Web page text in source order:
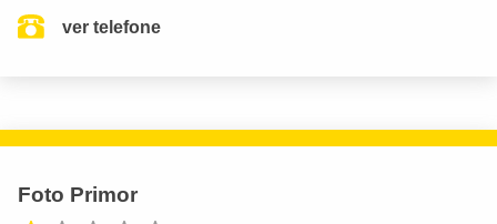
ver telefone
Foto Primor